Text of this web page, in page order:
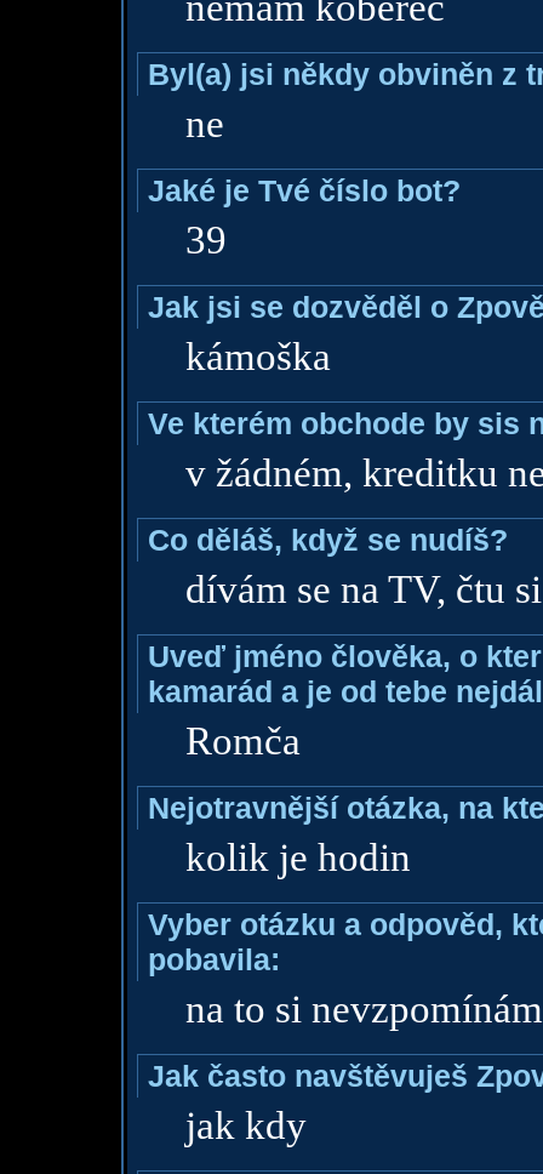
Byl(a) jsi někdy obviněn z
ne
Jaké je Tvé číslo bot?
39
Jak jsi se dozvěděl o
kámoška
Ve kterém obchode by sis
v žádném, kreditku
Co děláš, když se nudíš?
dívám se na TV, čtu
Uveď jméno člověka, o
kamarád a je od tebe
Romča
Nejotravnější otázka, na
kolik je hodin
Vyber otázku a odpověd,
pobavila:
na to si nevzpomínám
Jak často navštěvuješ
jak kdy